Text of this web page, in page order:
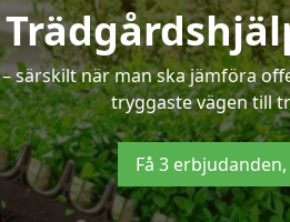
särskilt när man ska jämföra
tryggaste vägen till
Få 3